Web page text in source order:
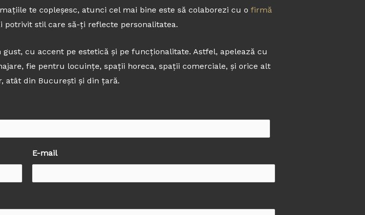
te copleșesc, atunci cel mai bine este să colaborezi cu o firmă
potrivit stil care să-ți reflecte personalitatea.
cu accent pe estetică și pe funcționalitate. Astfel, apelează cu
fie pentru locuințe, spații horeca, spații comerciale, și orice alt
atât din București și din țară.
E-mail